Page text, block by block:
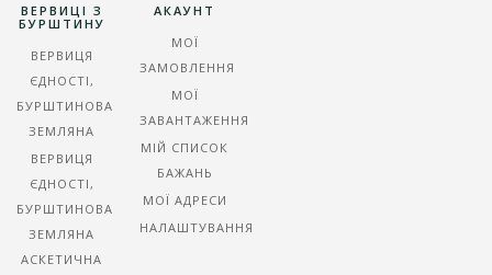
ВЕРВИЦІ З
БУРШТИНУ
ВЕРВИЦЯ
ЄДНОСТІ,
БУРШТИНОВА
ЗЕМЛЯНА
ВЕРВИЦЯ
ЄДНОСТІ,
БУРШТИНОВА
ЗЕМЛЯНА
АСКЕТИЧНА
АКАУНТ
МОЇ
ЗАМОВЛЕННЯ
МОЇ
ЗАВАНТАЖЕННЯ
МІЙ СПИСОК
БАЖАНЬ
МОЇ АДРЕСИ
НАЛАШТУВАННЯ